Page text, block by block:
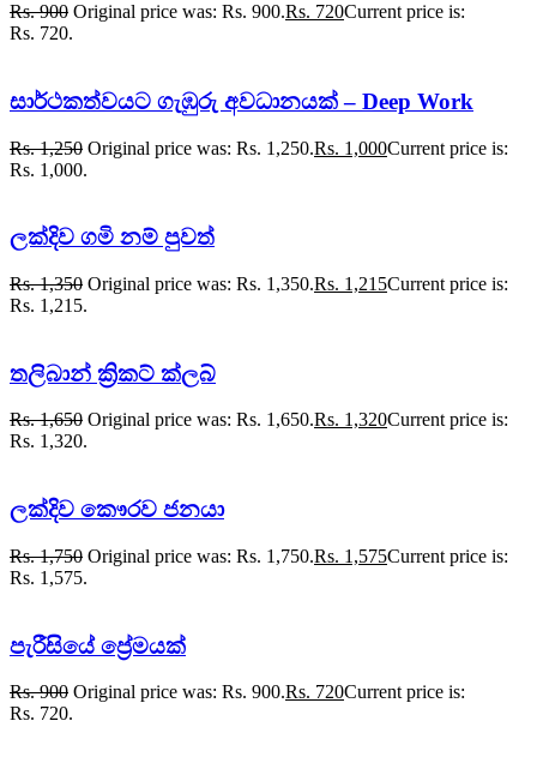
Rs.900 Original price was: Rs. 900.Rs. 720Current price is:
Rs. 720.
සාර්ථකත්වයට ගැඹුරු අවධානයක් – Deep Work
Rs.1,250 Original price was: Rs. 1,250.Rs. 1,000Current price is:
Rs. 1,000.
ලක්දිව ගමි නම් පුවත්
Rs.1,350 Original price was: Rs. 1,350.Rs. 1,215Current price is:
Rs. 1,215.
තලිබාන් ක්‍රිකට් ක්ලබ්
Rs.1,650 Original price was: Rs. 1,650.Rs. 1,320Current price is:
Rs. 1,320.
ලක්දිව කෞරව ජනයා
Rs.1,750 Original price was: Rs. 1,750.Rs. 1,575Current price is:
Rs. 1,575.
පැරීසියේ ප්‍රේමයක්
Rs.900 Original price was: Rs. 900.Rs. 720Current price is:
Rs. 720.